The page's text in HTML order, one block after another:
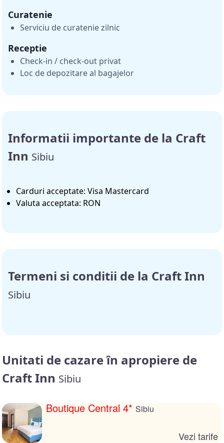
Curatenie
Serviciu de curatenie zilnic
Receptie
Check-in / check-out privat
Loc de depozitare al bagajelor
Informatii importante de la Craft
Inn Sibiu
Carduri acceptate: Visa Mastercard
Valuta acceptata: RON
Termeni si conditii de la Craft Inn
Sibiu
Unitati de cazare în apropiere de
Craft Inn Sibiu
Boutique Central 4* Sibiu
Vezi tarife